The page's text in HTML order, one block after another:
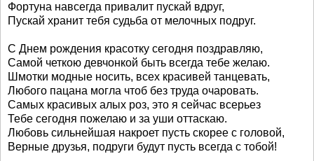
Фортуна навсегда привалит пускай вдруг,
Пускай хранит тебя судьба от мелочных подруг.
С Днем рождения красотку сегодня поздравляю,
Самой четкою девчонкой быть всегда тебе желаю.
Шмотки модные носить, всех красивей танцевать,
Любого пацана могла чтоб без труда очаровать.
Самых красивых алых роз, это я сейчас всерьез
Тебе сегодня пожелаю и за уши оттаскаю.
Любовь сильнейшая накроет пусть скорее с головой,
Верные друзья, подруги будут пусть всегда с тобой!